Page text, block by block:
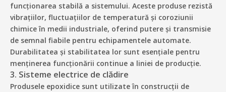
funcționarea stabilă a sistemului. Aceste produse rezistă
vibrațiilor, fluctuațiilor de temperatură și coroziunii
chimice în medii industriale, oferind putere și transmisie
de semnal fiabile pentru echipamentele automate.
Durabilitatea și stabilitatea lor sunt esențiale pentru
menținerea funcționării continue a liniei de producție.
3. Sisteme electrice de clădire
Produsele epoxidice sunt utilizate în construcții de